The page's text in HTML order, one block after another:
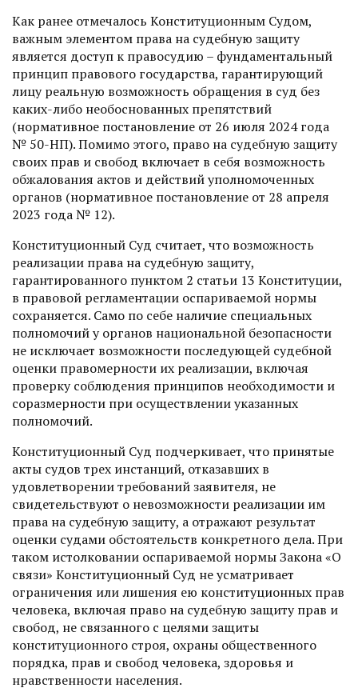
Как ранее отмечалось Конституционным Судом,
важным элементом права на судебную защиту
является доступ к правосудию – фундаментальный
принцип правового государства, гарантирующий
лицу реальную возможность обращения в суд без
каких-либо необоснованных препятствий
(нормативное постановление от 26 июля 2024 года
№ 50-НП). Помимо этого, право на судебную защиту
своих прав и свобод включает в себя возможность
обжалования актов и действий уполномоченных
органов (нормативное постановление от 28 апреля
2023 года № 12).
Конституционный Суд считает, что возможность
реализации права на судебную защиту,
гарантированного пунктом 2 статьи 13 Конституции,
в правовой регламентации оспариваемой нормы
сохраняется. Само по себе наличие специальных
полномочий у органов национальной безопасности
не исключает возможности последующей судебной
оценки правомерности их реализации, включая
проверку соблюдения принципов необходимости и
соразмерности при осуществлении указанных
полномочий.
Конституционный Суд подчеркивает, что принятые
акты судов трех инстанций, отказавших в
удовлетворении требований заявителя, не
свидетельствуют о невозможности реализации им
права на судебную защиту, а отражают результат
оценки судами обстоятельств конкретного дела. При
таком истолковании оспариваемой нормы Закона «О
связи» Конституционный Суд не усматривает
ограничения или лишения ею конституционных прав
человека, включая право на судебную защиту прав и
свобод, не связанного с целями защиты
конституционного строя, охраны общественного
порядка, прав и свобод человека, здоровья и
нравственности населения.